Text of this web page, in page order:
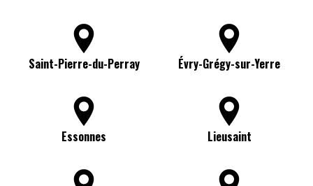
Saint-Pierre-du-Perray Évry-Grégy-sur-Yerre
Essonnes Lieusaint